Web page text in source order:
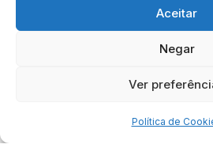
Aceitar
Negar
Ver
Política de
SOBRE BRASIL
Copyright © 2020 - 2023 |